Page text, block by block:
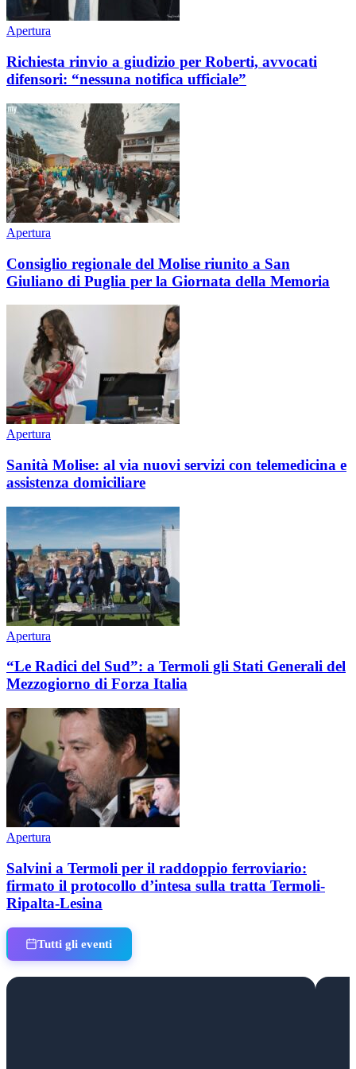
Apertura
Richiesta rinvio a giudizio per Roberti, avvocati
difensori: “nessuna notifica ufficiale”
Apertura
Consiglio regionale del Molise riunito a San
Giuliano di Puglia per la Giornata della Memoria
Apertura
Sanità Molise: al via nuovi servizi con telemedicina e
assistenza domiciliare
Apertura
“Le Radici del Sud”: a Termoli gli Stati Generali del
Mezzogiorno di Forza Italia
Apertura
Salvini a Termoli per il raddoppio ferroviario:
firmato il protocollo d’intesa sulla tratta Termoli-
Ripalta-Lesina
Tutti gli eventi